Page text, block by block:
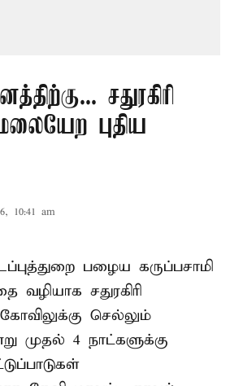
சதுரகிரி
புதிய
10:41 am
பழைய கருப்பசாமி
சதுரகிரி
செல்லும்
முதல் 4 நாட்களுக்கு